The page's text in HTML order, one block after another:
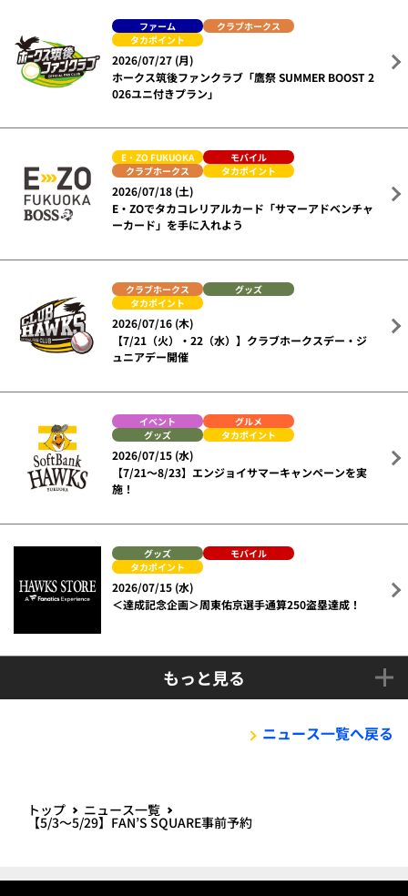
ファーム
クラブホークス
タカポイント
2026/07/27 (月)
ホークス筑後ファンクラブ「鷹祭 SUMMER BOOST 2
026ユニ付きプラン」
E・ZO FUKUOKA
モバイル
クラブホークス
タカポイント
2026/07/18 (土)
E・ZOでタカコレリアルカード「サマーアドベンチャ
ーカード」を手に入れよう
クラブホークス
グッズ
タカポイント
2026/07/16 (木)
【7/21（火）・22（水）】クラブホークスデー・ジ
ュニアデー開催
イベント
グルメ
グッズ
タカポイント
2026/07/15 (水)
【7/21～8/23】エンジョイサマーキャンペーンを実
施！
グッズ
モバイル
タカポイント
2026/07/15 (水)
＜達成記念企画＞周東佑京選手通算250盗塁達成！
もっと見る
ニュース一覧へ戻る
トップ ニュース一覧
【5/3～5/29】FAN’S SQUARE事前予約